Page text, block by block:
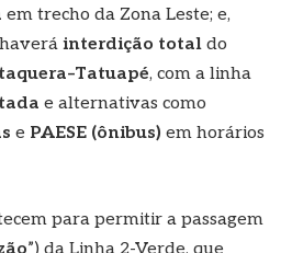
em trecho da Zona Leste; e,
interdição total do
, com a linha
e alternativas como
e PAESE (ônibus) em horários
para permitir a passagem